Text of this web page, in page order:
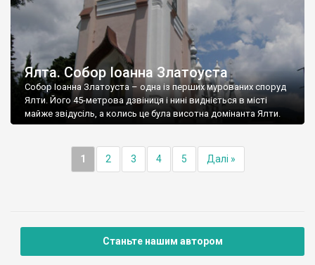
Ялта. Собор Іоанна Златоуста
Собор Іоанна Златоуста – одна із перших мурованих споруд
Ялти. Його 45-метрова дзвіниця і нині видніється в місті
майже звідусіль, а колись це була висотна домінанта Ялти.
1 2 3 4 5 Далі »
Станьте нашим автором